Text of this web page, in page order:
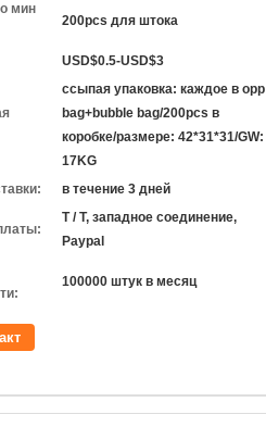
мин
200pcs для штока
USD$0.5-USD$3
ссыпая упаковка: каждое в opp
bag+bubble bag/200pcs в
коробке/размере: 42*31*31/GW:
17KG
в течение 3 дней
T / T, западное соединение,
Paypal
100000 штук в месяц